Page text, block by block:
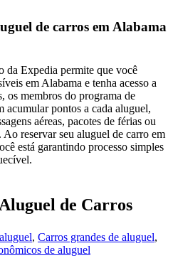
de carros em Alabama
da Expedia permite que você
em Alabama e tenha acesso a
os membros do programa de
acumular pontos a cada aluguel,
aéreas, pacotes de férias ou
reservar seu aluguel de carro em
está garantindo processo simples
de Carros
, Carros grandes de aluguel,
de aluguel